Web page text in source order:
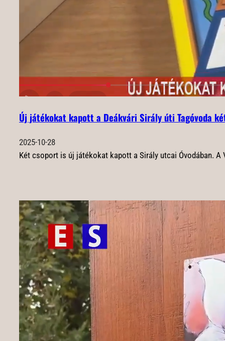
Új játékokat kapott a Deákvári Sirály úti Tagóvoda
2025-10-28
Két csoport is új játékokat kapott a Sirály utcai Óvodában.